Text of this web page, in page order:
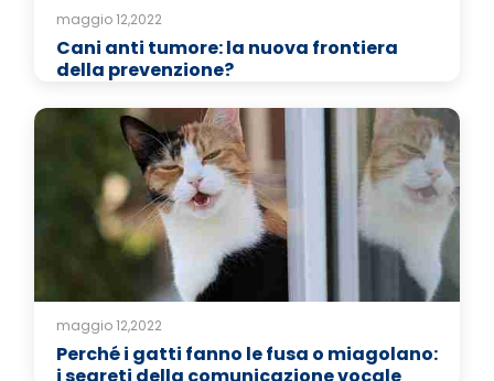
maggio 12,2022
Cani anti tumore: la nuova frontiera
della prevenzione?
maggio 12,2022
Perché i gatti fanno le fusa o miagolano:
i segreti della comunicazione vocale